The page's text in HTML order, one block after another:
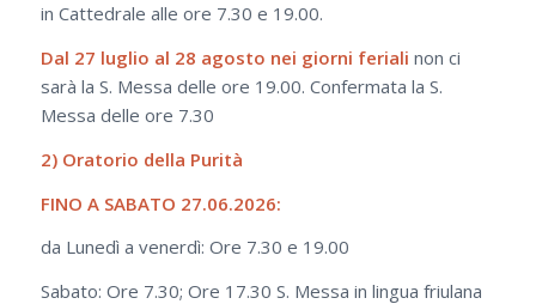
in Cattedrale alle ore 7.30 e 19.00.
Dal 27 luglio al 28 agosto nei giorni feriali non ci
sarà la S. Messa delle ore 19.00. Confermata la S.
Messa delle ore 7.30
2) Oratorio della Purità
FINO A SABATO 27.06.2026:
da Lunedì a venerdì: Ore 7.30 e 19.00
Sabato: Ore 7.30; Ore 17.30 S. Messa in lingua friulana